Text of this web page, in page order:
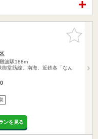
お気に入
りに追加
波駅188m
堂筋線、南海、近鉄各「なん
ンを見る